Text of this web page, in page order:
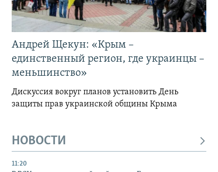
Андрей Щекун: «Крым –
единственный регион, где украинцы –
меньшинство»
Дискуссия вокруг планов установить День
защиты прав украинской общины Крыма
НОВОСТИ
11:20